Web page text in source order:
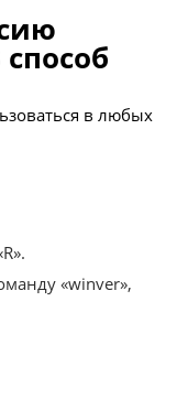
в любых
«winver»,